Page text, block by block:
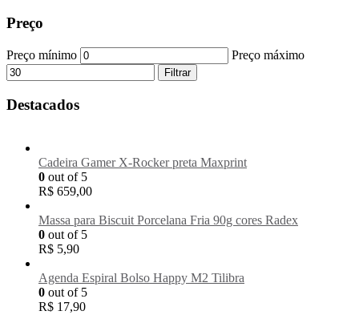
Preço
Preço mínimo Preço máximo
Filtrar
Destacados
Cadeira Gamer X-Rocker preta Maxprint
0 out of 5
R$ 659,00
Massa para Biscuit Porcelana Fria 90g cores Radex
0 out of 5
R$ 5,90
Agenda Espiral Bolso Happy M2 Tilibra
0 out of 5
R$ 17,90